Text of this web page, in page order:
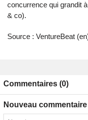
concurrence qui grandit
& co).
Source : VentureBeat
Commentaires (0)
Nouveau commentaire